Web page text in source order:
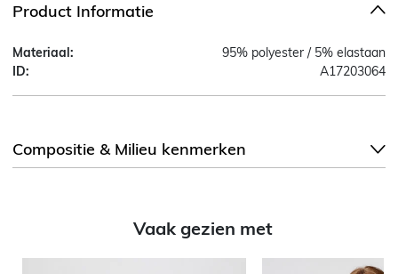
Product Informatie
Materiaal:
95% polyester / 5% elastaan
ID:
A17203064
Compositie & Milieu kenmerken
Vaak gezien met